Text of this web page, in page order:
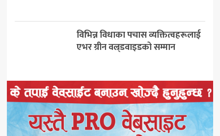
विभिन्न विधाका पचास व्यक्तित्वहरूलाई
एभर ग्रीन वल्र्डवाइडको सम्मान